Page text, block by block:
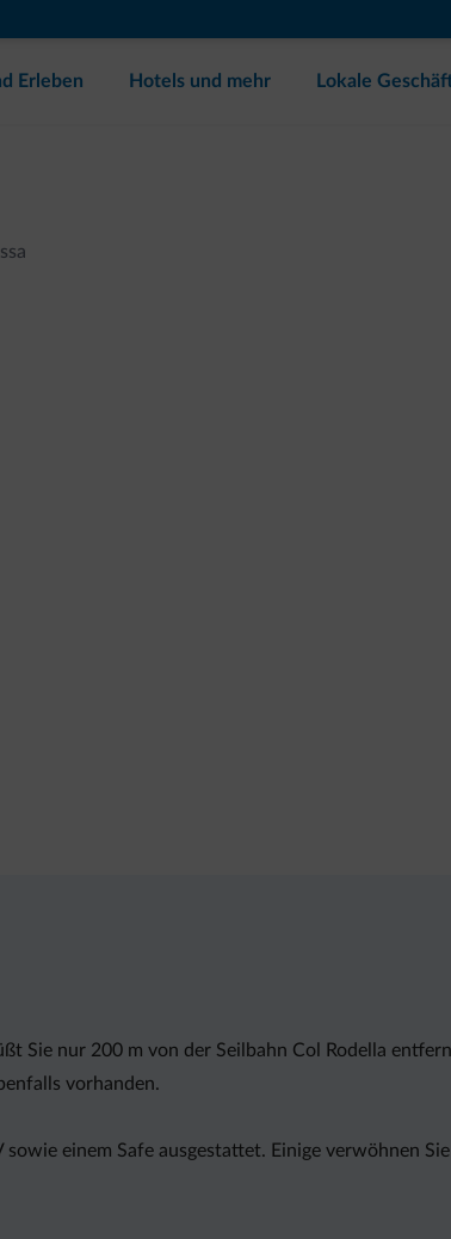
Erleben Hotels und mehr Lokale
Sie nur 200 m von der Seilbahn Col Rodella
vorhanden.
einem Safe ausgestattet. Einige verwöhnen